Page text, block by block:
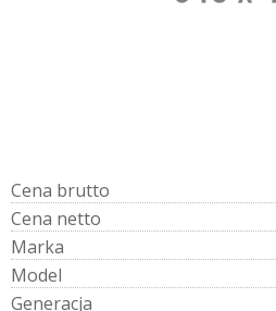
Cena brutto
Cena netto
Marka
Model
Generacja